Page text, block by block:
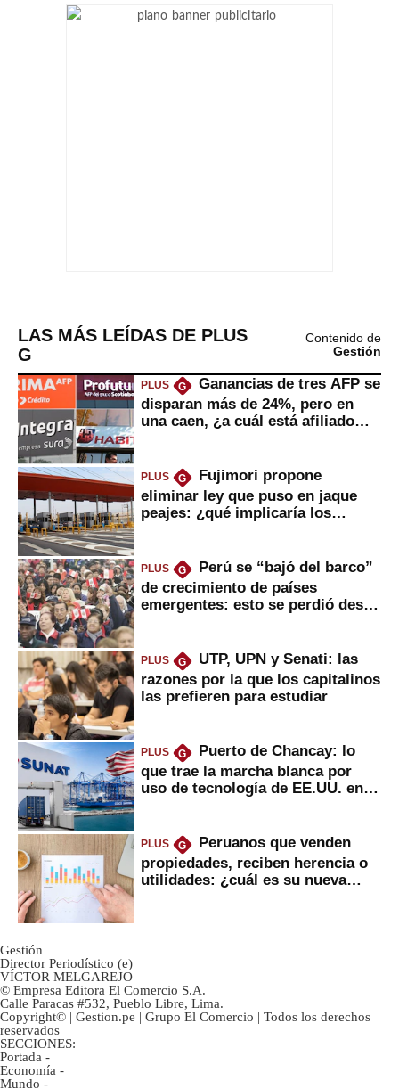
LAS MÁS LEÍDAS DE PLUS
G
Contenido de
Gestión
PLUS G
Ganancias de tres AFP se
disparan más de 24%, pero en
una caen, ¿a cuál está afiliado
PLUS G
Fujimori propone
eliminar ley que puso en jaque
peajes: ¿qué implicaría los
PLUS G
Perú se “bajó del barco”
de crecimiento de países
emergentes: esto se perdió desde
PLUS G
UTP, UPN y Senati: las
razones por la que los capitalinos
las prefieren para estudiar
PLUS G
Puerto de Chancay: lo
que trae la marcha blanca por
uso de tecnología de EE.UU. en
PLUS G
Peruanos que venden
propiedades, reciben herencia o
utilidades: ¿cuál es su nueva
Gestión
Director Periodístico (e)
VÍCTOR MELGAREJO
© Empresa Editora El Comercio S.A.
Calle Paracas #532, Pueblo Libre, Lima.
Copyright© | Gestion.pe | Grupo El Comercio | Todos los derechos
reservados
SECCIONES:
Portada -
Economía -
Mundo -